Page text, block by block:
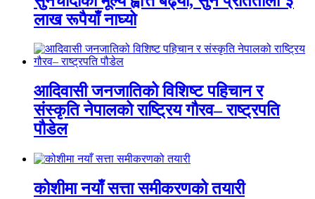
लाख रूपैयाँ नाघ्यो
आदिवासी जनजातिको विशिष्ट पहिचान र
संस्कृति नेपालको राष्ट्रिय गौरव– राष्ट्रपति
पौडेल
कोशीमा नयाँ सत्ता समीकरणको तयारी